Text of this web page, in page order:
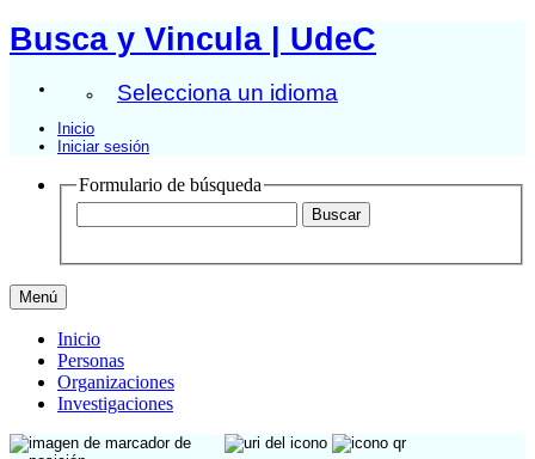
Busca y Vincula | UdeC
Selecciona un idioma
Inicio
Iniciar sesión
Formulario de búsqueda
Menú
Inicio
Personas
Organizaciones
Investigaciones